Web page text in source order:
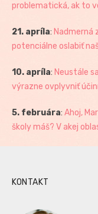
problematická, ak to
21. apríla: Nadmerná
potenciálne oslabiť
10. apríla: Neustále
výrazne ovplyvniť
5. februára: Ahoj,
školy máš? V akej
KONTAKT